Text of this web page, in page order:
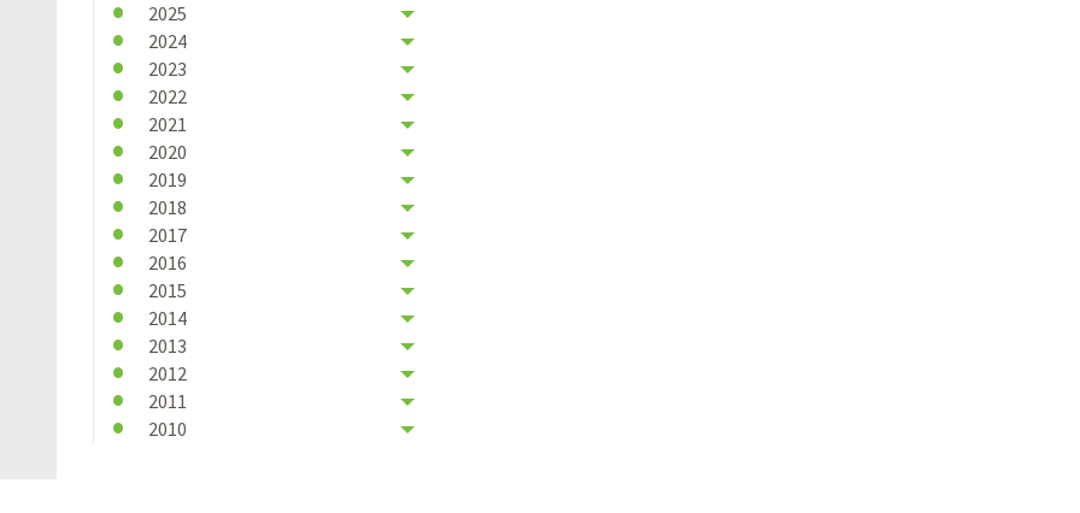
2025
2024
2023
2022
2021
2020
2019
2018
2017
2016
2015
2014
2013
2012
2011
2010